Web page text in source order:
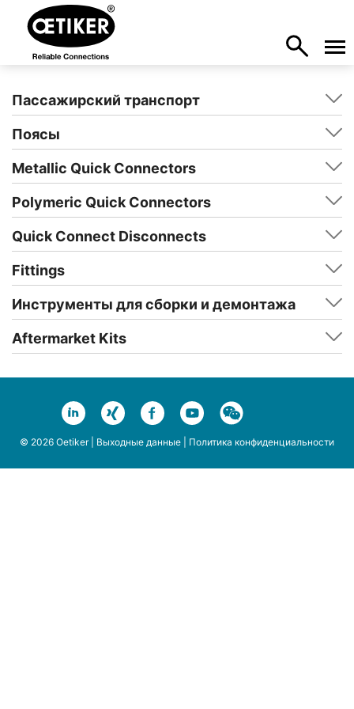
Пассажирский транспорт
Поясы
Metallic Quick Connectors
Polymeric Quick Connectors
Quick Connect Disconnects
Fittings
Инструменты для сборки и демонтажа
Aftermarket Kits
© 2026 Oetiker | Выходные данные Политика конфиденциальности